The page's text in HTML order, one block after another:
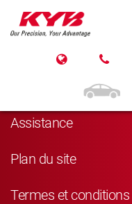
Navigation
Assistance
Plan du site
Termes et conditions